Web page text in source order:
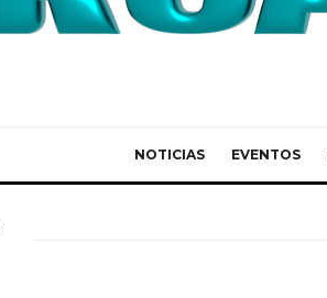
NOTICIAS EVENTOS